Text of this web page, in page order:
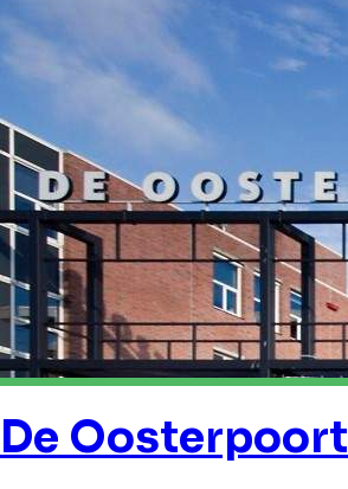
De Oosterpoort